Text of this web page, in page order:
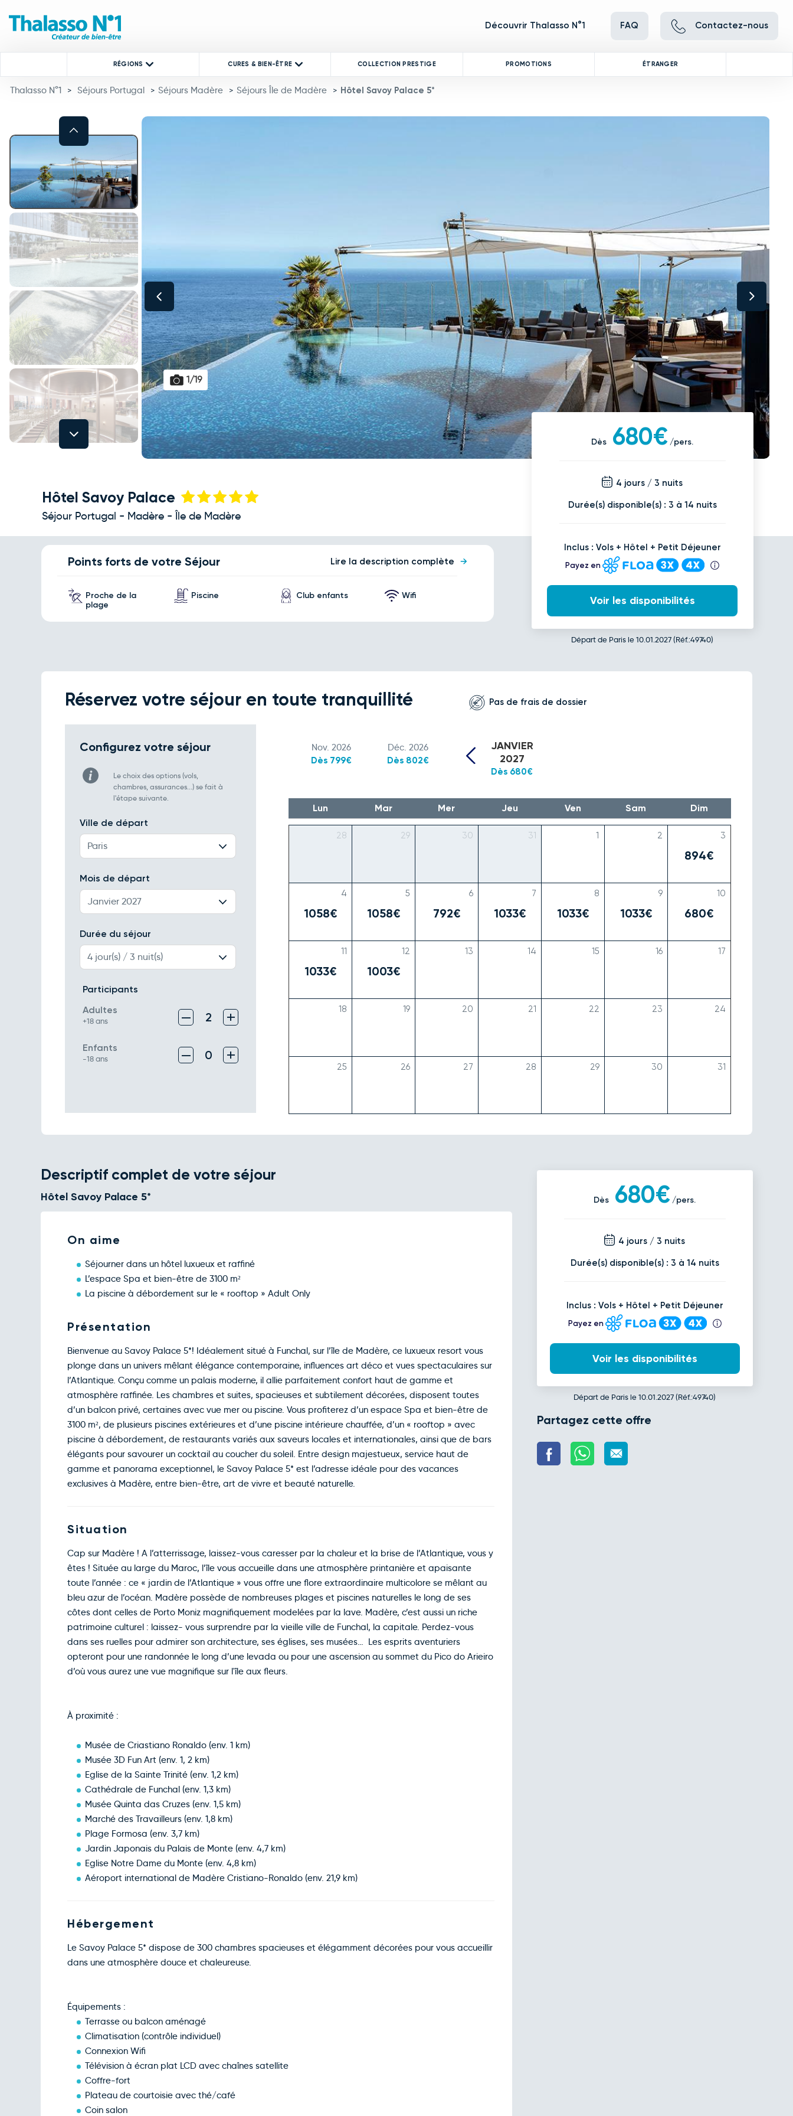
Découvrir Thalasso N°1 FAQ Contactez-nous
RÉGIONS CURES & BIEN-ÊTRE COLLECTION PRESTIGE PROMOTIONS ÉTRANGER
Thalasso N°1 > Séjours Portugal > Séjours Madère > Séjours Île de Madère > Hôtel Savoy Palace 5*
This carousel contains a column of small thumbnails. Selecting a thumbnail will change the main image in the carousel that follows. Use the Previous and Next buttons to cycle through all the
Previous
Next
This carousel shows one large product image at a time. Use the Previous and Next buttons to move between images, or use the preceding thumbnails carousel
1/19
Hôtel Savoy Palace
Séjour Portugal - Madère - Île de Madère
Points forts de votre Séjour Lire la description complète
Proche de la
plage
Piscine Club enfants Wifi
Dès 680€ /pers.
4 jours / 3 nuits
Durée(s) disponible(s) : 3 à 14 nuits
Inclus : Vols + Hôtel + Petit Déjeuner
Payez en
Voir les disponibilités
Départ de Paris le 10.01.2027 (Réf.:49740)
Réservez votre séjour en toute tranquillité Pas de frais de dossier
Configurez votre séjour
Le choix des options (vols,
chambres, assurances...) se fait à
l'étape suivante.
Ville de départ
Paris
Mois de départ
Janvier 2027
Durée du séjour
4 jour(s) / 3 nuit(s)
Participants
Adultes
+18 ans – 2 +
Enfants
-18 ans – 0 +
Nov. 2026
Dès 799€
Déc. 2026
Dès 802€
JANVIER
2027
Dès 680€
894€
1058€ 1058€ 792€ 1033€ 1033€ 1033€ 680€
1033€ 1003€
Lun Mar Mer Jeu Ven Sam Dim
28 29 30 31 1 2 3
4 5 6 7 8 9 10
11 12 13 14 15 16 17
18 19 20 21 22 23 24
25 26 27 28 29 30 31
Descriptif complet de votre séjour
Hôtel Savoy Palace 5*
On aime
Séjourner dans un hôtel luxueux et raffiné
L’espace Spa et bien-être de 3100 m²
La piscine à débordement sur le « rooftop » Adult Only
Présentation
Bienvenue au Savoy Palace 5*! Idéalement situé à Funchal, sur l’île de Madère, ce luxueux resort vous
plonge dans un univers mêlant élégance contemporaine, influences art déco et vues spectaculaires sur
l’Atlantique. Conçu comme un palais moderne, il allie parfaitement confort haut de gamme et
atmosphère raffinée. Les chambres et suites, spacieuses et subtilement décorées, disposent toutes
d’un balcon privé, certaines avec vue mer ou piscine. Vous profiterez d’un espace Spa et bien-être de
3100 m², de plusieurs piscines extérieures et d’une piscine intérieure chauffée, d’un « rooftop » avec
piscine à débordement, de restaurants variés aux saveurs locales et internationales, ainsi que de bars
élégants pour savourer un cocktail au coucher du soleil. Entre design majestueux, service haut de
gamme et panorama exceptionnel, le Savoy Palace 5* est l’adresse idéale pour des vacances
exclusives à Madère, entre bien-être, art de vivre et beauté naturelle.
Situation
Cap sur Madère ! A l’atterrissage, laissez-vous caresser par la chaleur et la brise de l’Atlantique, vous y
êtes ! Située au large du Maroc, l’île vous accueille dans une atmosphère printanière et apaisante
toute l’année : ce « jardin de l’Atlantique » vous offre une flore extraordinaire multicolore se mêlant au
bleu azur de l’océan. Madère possède de nombreuses plages et piscines naturelles le long de ses
côtes dont celles de Porto Moniz magnifiquement modelées par la lave. Madère, c’est aussi un riche
patrimoine culturel : laissez- vous surprendre par la vieille ville de Funchal, la capitale. Perdez-vous
dans ses ruelles pour admirer son architecture, ses églises, ses musées… Les esprits aventuriers
opteront pour une randonnée le long d’une levada ou pour une ascension au sommet du Pico do Arieiro
d’où vous aurez une vue magnifique sur l'île aux fleurs.
À proximité :
Musée de Criastiano Ronaldo (env. 1 km)
Musée 3D Fun Art (env. 1, 2 km)
Eglise de la Sainte Trinité (env. 1,2 km)
Cathédrale de Funchal (env. 1,3 km)
Musée Quinta das Cruzes (env. 1,5 km)
Marché des Travailleurs (env. 1,8 km)
Plage Formosa (env. 3,7 km)
Jardin Japonais du Palais de Monte (env. 4,7 km)
Eglise Notre Dame du Monte (env. 4,8 km)
Aéroport international de Madère Cristiano-Ronaldo (env. 21,9 km)
Hébergement
Le Savoy Palace 5* dispose de 300 chambres spacieuses et élégamment décorées pour vous accueillir
dans une atmosphère douce et chaleureuse.
Équipements :
Terrasse ou balcon aménagé
Climatisation (contrôle individuel)
Connexion Wifi
Télévision à écran plat LCD avec chaînes satellite
Coffre-fort
Plateau de courtoisie avec thé/café
Coin salon
Dès 680€ /pers.
4 jours / 3 nuits
Durée(s) disponible(s) : 3 à 14 nuits
Inclus : Vols + Hôtel + Petit Déjeuner
Payez en
Voir les disponibilités
Départ de Paris le 10.01.2027 (Réf.:49740)
Partagez cette offre